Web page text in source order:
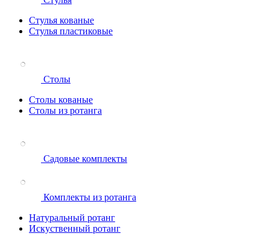
Стулья кованые
Стулья пластиковые
Столы
Столы кованые
Столы из ротанга
Садовые комплекты
Комплекты из ротанга
Натуральный ротанг
Искуственный ротанг